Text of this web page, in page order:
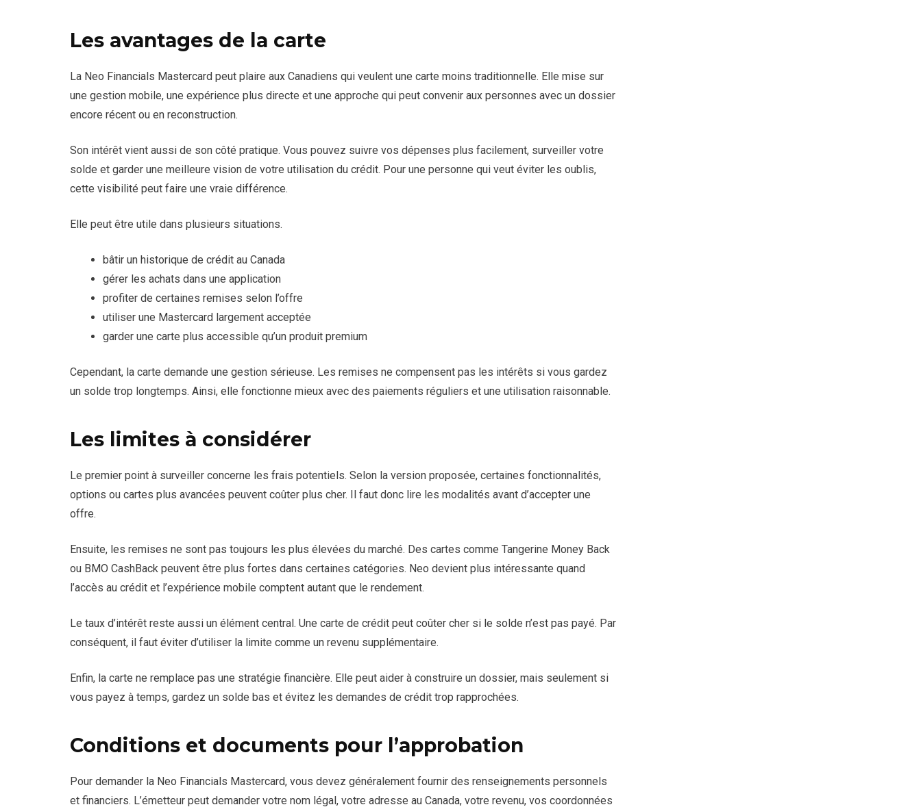
Les avantages de la carte
La Neo Financials Mastercard peut plaire aux Canadiens qui veulent une carte moins traditionnelle. Elle mise sur
une gestion mobile, une expérience plus directe et une approche qui peut convenir aux personnes avec un dossier
encore récent ou en reconstruction.
Son intérêt vient aussi de son côté pratique. Vous pouvez suivre vos dépenses plus facilement, surveiller votre
solde et garder une meilleure vision de votre utilisation du crédit. Pour une personne qui veut éviter les oublis,
cette visibilité peut faire une vraie différence.
Elle peut être utile dans plusieurs situations.
bâtir un historique de crédit au Canada
gérer les achats dans une application
profiter de certaines remises selon l’offre
utiliser une Mastercard largement acceptée
garder une carte plus accessible qu’un produit premium
Cependant, la carte demande une gestion sérieuse. Les remises ne compensent pas les intérêts si vous gardez
un solde trop longtemps. Ainsi, elle fonctionne mieux avec des paiements réguliers et une utilisation raisonnable.
Les limites à considérer
Le premier point à surveiller concerne les frais potentiels. Selon la version proposée, certaines fonctionnalités,
options ou cartes plus avancées peuvent coûter plus cher. Il faut donc lire les modalités avant d’accepter une
offre.
Ensuite, les remises ne sont pas toujours les plus élevées du marché. Des cartes comme Tangerine Money Back
ou BMO CashBack peuvent être plus fortes dans certaines catégories. Neo devient plus intéressante quand
l’accès au crédit et l’expérience mobile comptent autant que le rendement.
Le taux d’intérêt reste aussi un élément central. Une carte de crédit peut coûter cher si le solde n’est pas payé. Par
conséquent, il faut éviter d’utiliser la limite comme un revenu supplémentaire.
Enfin, la carte ne remplace pas une stratégie financière. Elle peut aider à construire un dossier, mais seulement si
vous payez à temps, gardez un solde bas et évitez les demandes de crédit trop rapprochées.
Conditions et documents pour l’approbation
Pour demander la Neo Financials Mastercard, vous devez généralement fournir des renseignements personnels
et financiers. L’émetteur peut demander votre nom légal, votre adresse au Canada, votre revenu, vos coordonnées